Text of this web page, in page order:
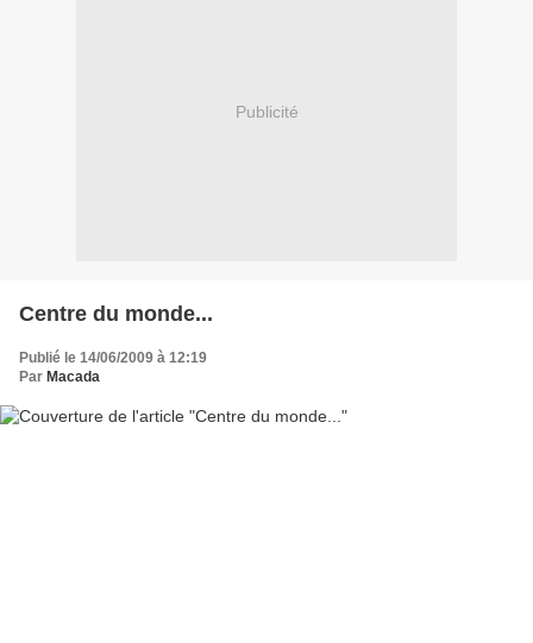
Publicité
Centre du monde...
Publié le 14/06/2009 à 12:19
Par Macada